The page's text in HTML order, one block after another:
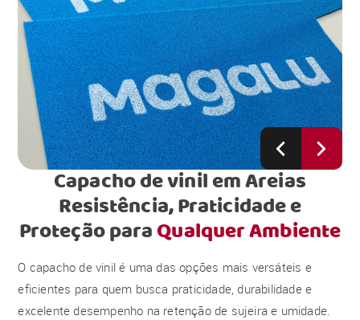
Capacho de vinil em Areias
Resistência, Praticidade e
Proteção paraQualquer Ambiente
O capacho de vinil é uma das opções mais versáteis e
eficientes para quem busca praticidade, durabilidade e
excelente desempenho na retenção de sujeira e umidade.